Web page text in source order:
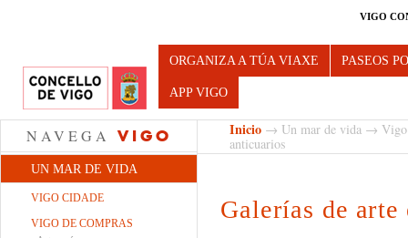
VIGO
Turismo de Vigo
ORGANIZA A TÚA VIAXE PASEOS
APP VIGO
NAVEGA VIGO
UN MAR DE VIDA
VIGO CIDADE
VIGO DE COMPRAS
Inicio → Un mar de vida →
anticuarios
Galerías de